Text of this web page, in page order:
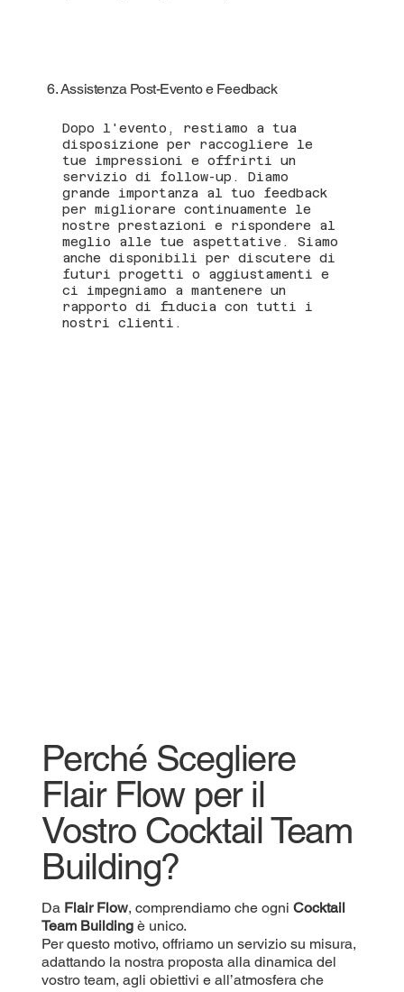
6. Assistenza Post-Evento e Feedback
Dopo l'evento, restiamo a tua
disposizione per raccogliere le
tue impressioni e offrirti un
servizio di follow-up. Diamo
grande importanza al tuo feedback
per migliorare continuamente le
nostre prestazioni e rispondere al
meglio alle tue aspettative. Siamo
anche disponibili per discutere di
futuri progetti o aggiustamenti e
ci impegniamo a mantenere un
rapporto di fiducia con tutti i
nostri clienti.
Perché Scegliere
Flair Flow per il
Vostro Cocktail Team
Building?
Da Flair Flow, comprendiamo che ogni Cocktail
Team Buildingè unico.
Per questo motivo, offriamo un servizio su misura,
adattando la nostra proposta alla dinamica del
vostro team, agli obiettivi e all’atmosfera che